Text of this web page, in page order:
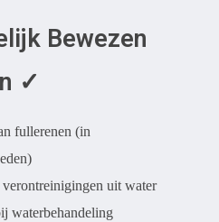
Bewezen
✓
fullerenen (in
uit water
waterbehandeling